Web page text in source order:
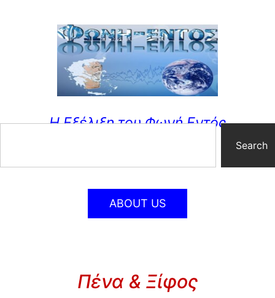
Η Εξέλιξη του Φωνή Εντός
Search
ABOUT US
Πένα & Ξίφος